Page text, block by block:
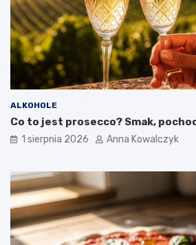
ALKOHOLE
Co to jest prosecco? Smak,
1 sierpnia 2026 Anna Kowalczyk